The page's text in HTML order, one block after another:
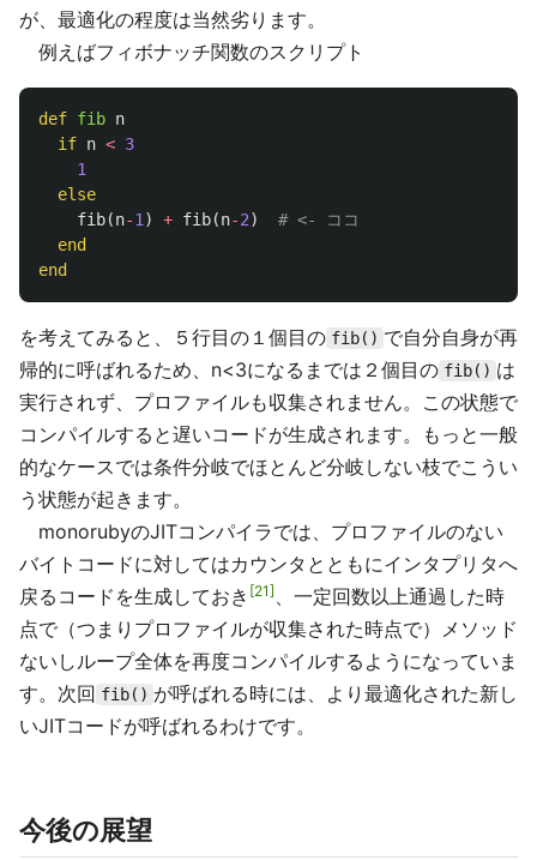
が、最適化の程度は当然劣ります。
例えばフィボナッチ関数のスクリプト
def fib n
if n < 3
1
else
fib(n-1 ) + fib(n-2)
# <- ココ
end
end
を考えてみると、５行目の１個目の fib() で自分自身が再
帰的に呼ばれるため、n<3になるまでは２個目の fib() は
実行されず、プロファイルも収集されません。この状態で
コンパイルすると遅いコードが生成されます。もっと一般
的なケースでは条件分岐でほとんど分岐しない枝でこうい
う状態が起きます。
monorubyのJITコンパイラでは、プロファイルのない
バイトコードに対してはカウンタとともにインタプリタへ
戻るコードを生成しておき 21 、一定回数以上通過した時
点で（つまりプロファイルが収集された時点で）メソッド
ないしループ全体を再度コンパイルするようになっていま
す。次回 fib() が呼ばれる時には、より最適化された新し
いJITコードが呼ばれるわけです。
今後の展望